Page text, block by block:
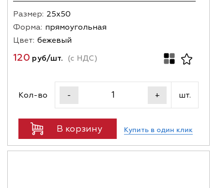
Размер: 25х50
Форма: прямоугольная
Цвет: бежевый
120 руб/шт. (с НДС)
Кол-во - + шт.
В корзину Купить в один клик